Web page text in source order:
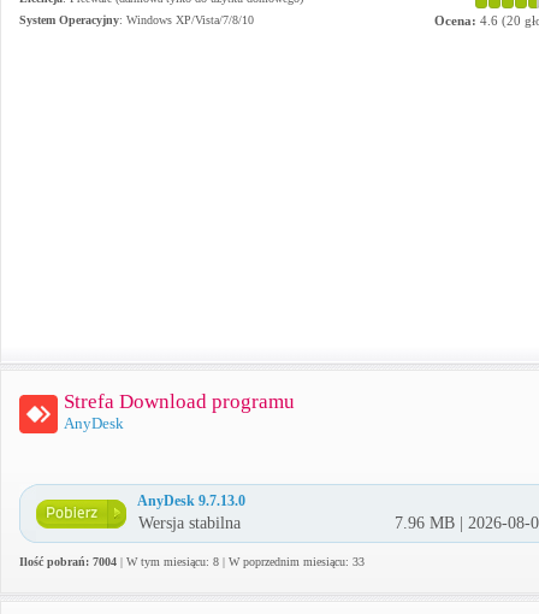
System Operacyjny: Windows XP/Vista/7/8/10 Ocena: 4.6 (20
Strefa Download programu
AnyDesk
AnyDesk 9.7.13.0
Wersja stabilna 7.96 MB | 2026-08-
Ilość pobrań: 7004 | W tym miesiącu: 8 | W poprzednim miesiącu: 33